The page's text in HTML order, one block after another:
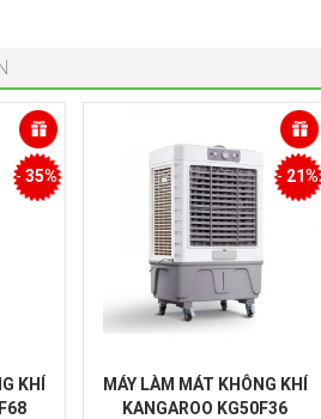
KHÍ
- 35%
MÁY LÀM MÁT KHÔNG KHÍ
KANGAROO KG50F36
- 21%